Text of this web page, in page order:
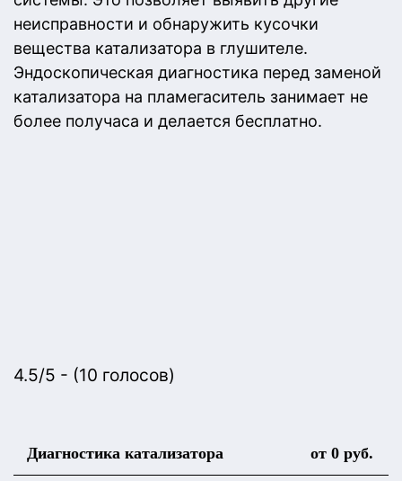
неисправности и обнаружить кусочки
вещества катализатора в глушителе.
Эндоскопическая диагностика перед заменой
катализатора на пламегаситель занимает не
более получаса и делается бесплатно.
4.5/5 - (10 голосов)
Диагностика катализатора от 0 руб.